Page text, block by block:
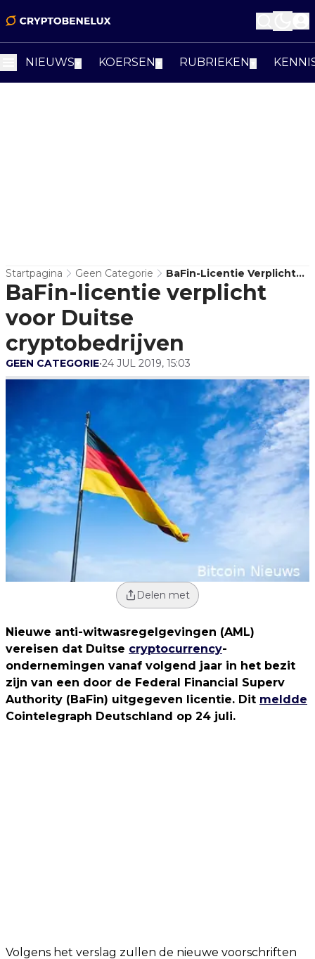
NIEUWS KOERSEN RUBRIEKEN
Startpagina Geen Categorie
BaFin-Licentie Verplicht
Voor Duitse
Cryptobedrijven
BaFin-licentie verplicht
voor Duitse
cryptobedrijven
GEEN CATEGORIE•24 JUL 2019, 15:03
Delen met
Nieuwe anti-witwasregelgevingen (AML)
vereisen dat Duitse cryptocurrency-
ondernemingen vanaf volgend jaar in het bezit
zijn van een door de Federal Financial Superv
Authority (BaFin) uitgegeven licentie. Dit meldde
Cointelegraph Deutschland op 24 juli.
Volgens het verslag zullen de nieuwe voorschriften